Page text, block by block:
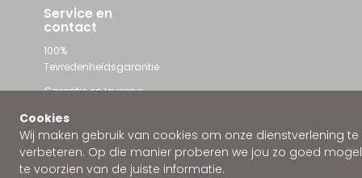
Cookies
Wij maken gebruik van cookies om onze dienstverlening te
verbeteren. Op die manier proberen we jou zo goed
te voorzien van de juiste informatie.
Service en
contact
100%
Tevredenheidsgarantie
Garantie en levering
Contact met Wallstars
WhatsApp ons